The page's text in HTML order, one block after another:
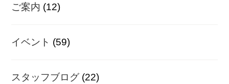
なし こんな方に向けた勉強会で
ご案内 (12)
イベント (59)
スタッフブログ (22)